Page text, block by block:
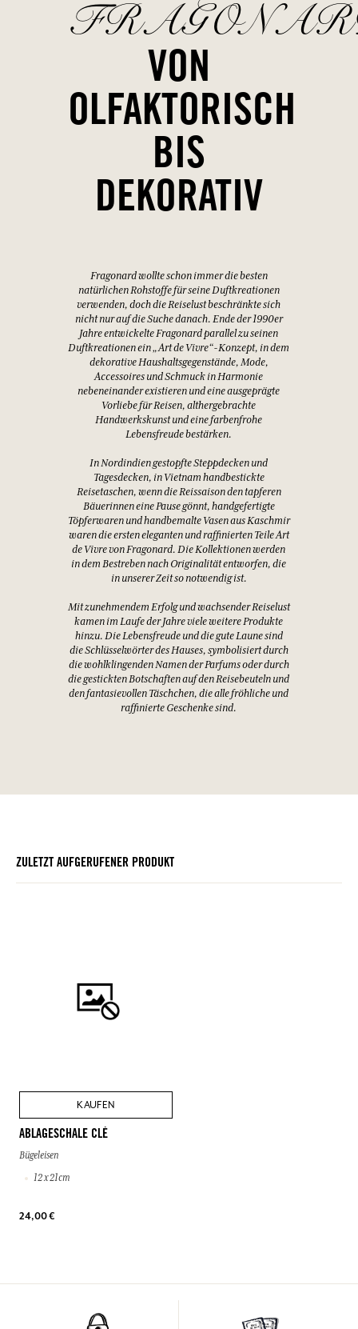
VON
OLFAKTORISCH
BIS
DEKORATIV
Fragonard wollte schon immer die besten
natürlichen Rohstoffe für seine Duftkreationen
verwenden, doch die Reiselust beschränkte sich
nicht nur auf die Suche danach. Ende der 1990er
Jahre entwickelte Fragonard parallel zu seinen
Duftkreationen ein „Art de Vivre“-Konzept, in dem
dekorative Haushaltsgegenstände, Mode,
Accessoires und Schmuck in Harmonie
nebeneinander existieren und eine ausgeprägte
Vorliebe für Reisen, althergebrachte
Handwerkskunst und eine farbenfrohe
Lebensfreude bestärken.
In Nordindien gestopfte Steppdecken und
Tagesdecken, in Vietnam handbestickte
Reisetaschen, wenn die Reissaison den tapferen
Bäuerinnen eine Pause gönnt, handgefertigte
Töpferwaren und handbemalte Vasen aus Kaschmir
waren die ersten eleganten und raffinierten Teile Art
de Vivre von Fragonard. Die Kollektionen werden
in dem Bestreben nach Originalität entworfen, die
in unserer Zeit so notwendig ist.
Mit zunehmendem Erfolg und wachsender Reiselust
kamen im Laufe der Jahre viele weitere Produkte
hinzu. Die Lebensfreude und die gute Laune sind
die Schlüsselwörter des Hauses, symbolisiert durch
die wohlklingenden Namen der Parfums oder durch
die gestickten Botschaften auf den Reisebeuteln und
den fantasievollen Täschchen, die alle fröhliche und
raffinierte Geschenke sind.
ZULETZT AUFGERUFENER PRODUKT
KAUFEN
ABLAGESCHALE CLÉ
Bügeleisen
12 x 21cm
24,00 €